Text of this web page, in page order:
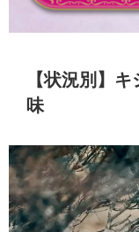
【状況別】
味